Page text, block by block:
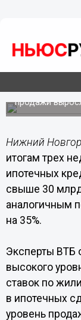
22.03.202217:51
ВТБ
ипотеки
По сравнению
продажи
Нижний
итогам трех
ипотечных
свыше 30
аналогичным
на 35%.
Эксперты ВТБ
высокого
ставок по
в ипотечных
уровень